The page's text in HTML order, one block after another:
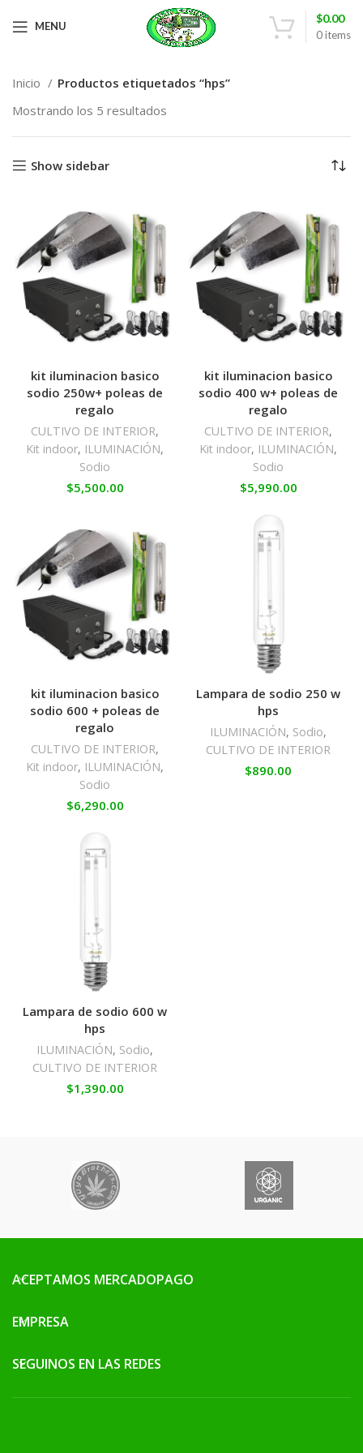
MENU
0items
$0.00
Inicio
Productos etiquetados “hps”
Mostrando los 5 resultados
Show sidebar
kit iluminacion basico
sodio 250w+ poleas de
regalo
CULTIVO DE INTERIOR,
Kit indoor, ILUMINACIÓN,
Sodio
$5,500.00
kit iluminacion basico
sodio 400 w+ poleas de
regalo
CULTIVO DE INTERIOR,
Kit indoor, ILUMINACIÓN,
Sodio
$5,990.00
kit iluminacion basico
sodio 600 + poleas de
regalo
CULTIVO DE INTERIOR,
Kit indoor, ILUMINACIÓN,
Sodio
$6,290.00
Lampara de sodio 250 w
hps
ILUMINACIÓN, Sodio,
CULTIVO DE INTERIOR
$890.00
Lampara de sodio 600 w
hps
ILUMINACIÓN, Sodio,
CULTIVO DE INTERIOR
$1,390.00
ACEPTAMOS MERCADOPAGO
EMPRESA
SEGUINOS EN LAS REDES